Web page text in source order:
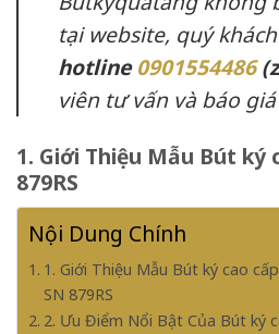
tại website, quý
hotline0901554486
viên tư vấn và báo
1. Giới Thiệu Mẫu Bút ký
879RS
Nội Dung Chính
1. Giới Thiệu Mẫu Bút ký cao
SN 879RS
2. Ưu Điểm Nổi Bật Của Bút ký